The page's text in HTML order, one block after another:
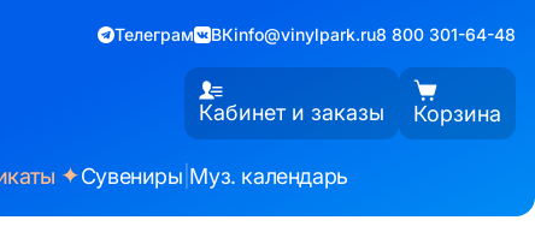
Телеграм ВКinfo@vinylpark.ru8 800 301-64-48
Кабинет и заказы Корзина
✦Сувениры Муз. календарь